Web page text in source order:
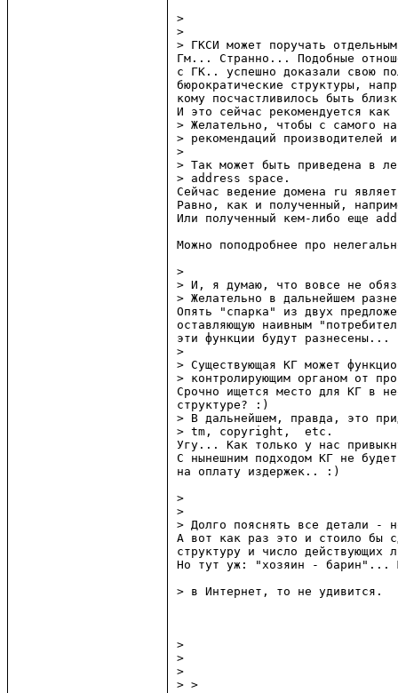
>
>
> ГКСИ может поручать
Гм... Странно... Подобные
с ГК.. успешно доказали свою
бюрократические структуры,
кому посчастливилось быть
И это сейчас рекомендуется
> Желательно, чтобы с самого
> рекомендаций производителей
>
> Так может быть приведена в
> address space.
Сейчас ведение домена ru
Равно, как и полученный,
Или полученный кем-либо еще
Можно поподробнее про
>
> И, я думаю, что вовсе не
> Желательно в дальнейшем
Опять "спарка" из двух
оставляющую наивным
эти функции будут разнесены...
>
> Существующая КГ может
> контролирующим органом от
Срочно ищется место для КГ в
структуре? :)
> В дальнейшем, правда, это
> tm, copyright,  etc.
Угу... Как только у нас
С нынешним подходом КГ не
на оплату издержек.. :)
>
>
> Долго пояснять все детали -
А вот как раз это и стоило бы
структуру и число
Но тут уж: "хозяин - барин"...
> в Интернет, то не удивится.
>
>
>
> >